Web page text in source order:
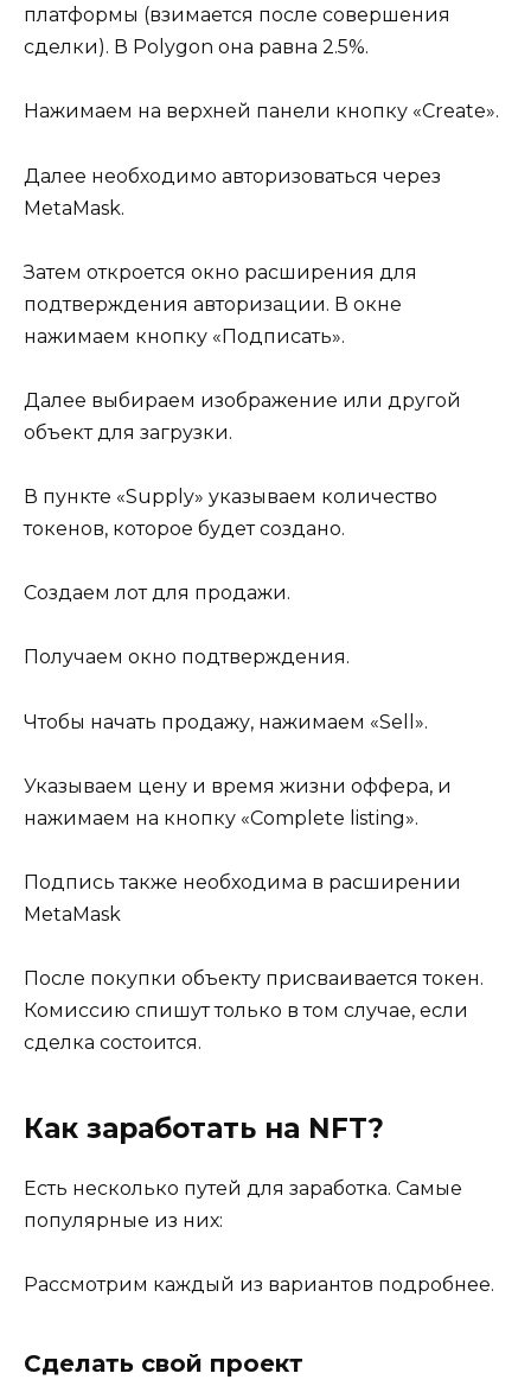
платформы (взимается после совершения
сделки). В Polygon она равна 2.5%.
Нажимаем на верхней панели кнопку «Create».
Далее необходимо авторизоваться через
MetaMask.
Затем откроется окно расширения для
подтверждения авторизации. В окне
нажимаем кнопку «Подписать».
Далее выбираем изображение или другой
объект для загрузки.
В пункте «Supply» указываем количество
токенов, которое будет создано.
Создаем лот для продажи.
Получаем окно подтверждения.
Чтобы начать продажу, нажимаем «Sell».
Указываем цену и время жизни оффера, и
нажимаем на кнопку «Complete listing».
Подпись также необходима в расширении
MetaMask
После покупки объекту присваивается токен.
Комиссию спишут только в том случае, если
сделка состоится.
Как заработать на NFT?
Есть несколько путей для заработка. Самые
популярные из них:
Рассмотрим каждый из вариантов подробнее.
Сделать свой проект